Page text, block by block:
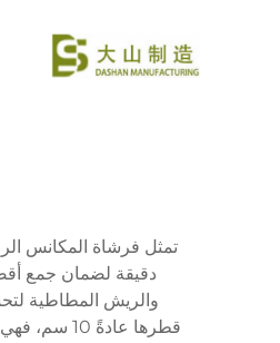
تمثل فرشاة المكانس
دقيقة لضمان جمع
والريش المطاطية
قطرها